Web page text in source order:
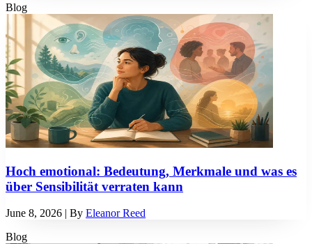
Blog
Hoch emotional: Bedeutung, Merkmale und was es
über Sensibilität verraten kann
June 8, 2026 | By Eleanor Reed
Blog